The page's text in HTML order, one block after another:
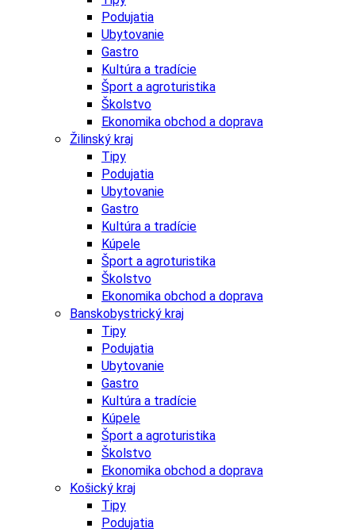
Podujatia
Ubytovanie
Gastro
Kultúra a tradície
Šport a agroturistika
Školstvo
Ekonomika obchod a doprava
Žilinský kraj
Tipy
Podujatia
Ubytovanie
Gastro
Kultúra a tradície
Kúpele
Šport a agroturistika
Školstvo
Ekonomika obchod a doprava
Banskobystrický kraj
Tipy
Podujatia
Ubytovanie
Gastro
Kultúra a tradície
Kúpele
Šport a agroturistika
Školstvo
Ekonomika obchod a doprava
Košický kraj
Tipy
Podujatia